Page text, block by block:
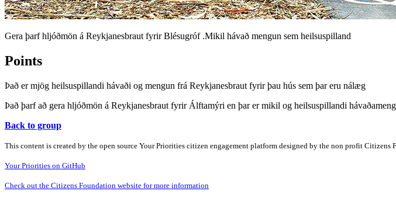
Gera þarf hljóðmön á Reykjanesbraut fyrir Blésugróf .Mikil hávað mengun sem heilsuspilland
Points
Það er mjög heilsuspillandi hávaði og mengun frá Reykjanesbraut fyrir þau hús sem þar eru nálæg
Það þarf að gera hljóðmön á Reykjanesbraut fyrir Álftamýri en þar er mikil og heilsuspillandi
Back to group
This content is created by the open source Your Priorities citizen engagement platform designed by the non profit Citizens
Your Priorities on GitHub
Check out the Citizens Foundation website for more information